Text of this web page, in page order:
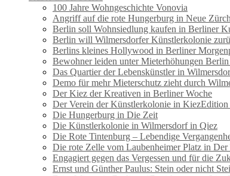
100 Jahre Wohngeschichte Vonovia
Angriff auf die rote Hungerburg in Neue
Berlin soll Wohnsiedlung kaufen in Berliner
Berlin will Wilmersdorfer Künstlerkolonie
Berlins kleines Hollywood in Berliner
Bewohner leiden unter Mieterhöhungen
Das Quartier der Lebenskünstler in
Demo für mehr Mieterschutz zieht durch
Der Kiez der Kreativen in Berliner Woche
Der Verein der Künstlerkolonie in
Die Hungerburg in Die Zeit
Die Künstlerkolonie in Wilmersdorf in Qiez
Die Rote Tintenburg – Lebendige
Die rote Zelle vom Laubenheimer Platz in Der
Engagiert gegen das Vergessen und für die
Ernst und Günther Paulus: Stein oder nicht